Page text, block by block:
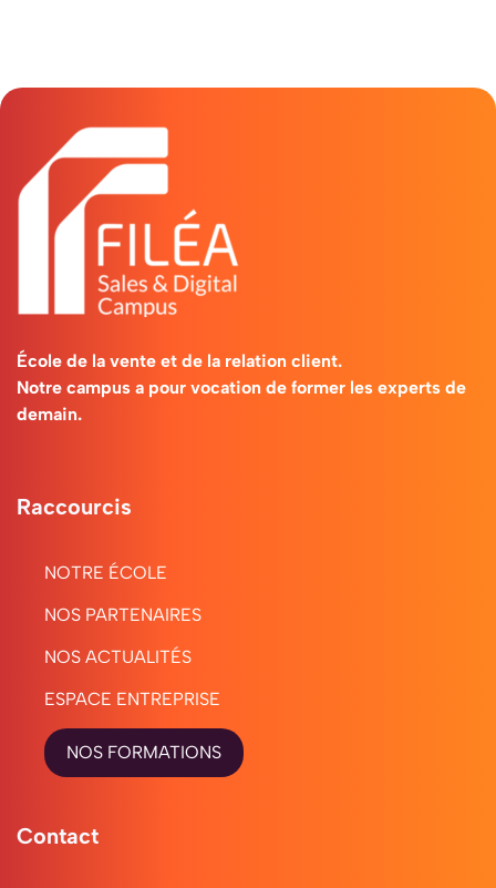
École de la vente et de la relation client.
Notre campus a pour vocation de former les experts de
demain.
Raccourcis
NOTRE ÉCOLE
NOS PARTENAIRES
NOS ACTUALITÉS
ESPACE ENTREPRISE
NOS FORMATIONS
Contact